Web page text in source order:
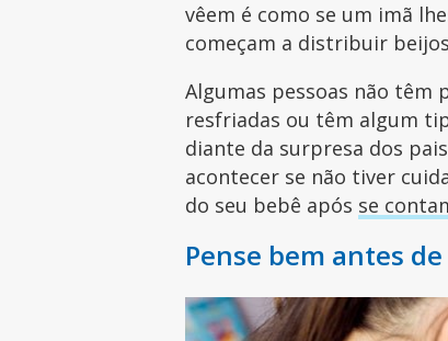
vêem é como se um imã
começam a distribuir
Algumas pessoas não
resfriadas ou têm algum
diante da surpresa dos
acontecer se não tiver
do seu bebê após se
Pense bem antes